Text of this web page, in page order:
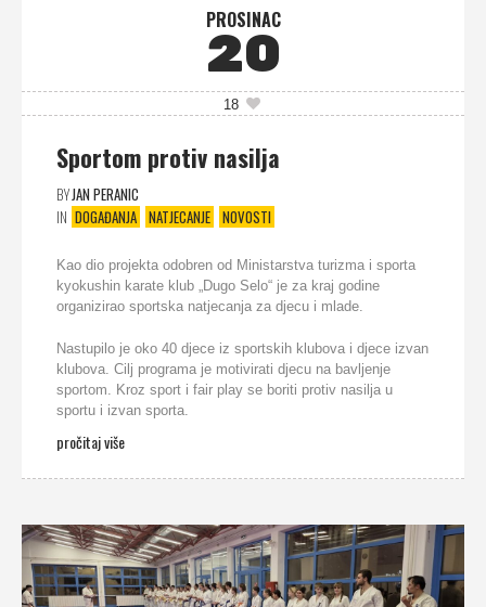
PROSINAC
20
18
Sportom protiv nasilja
BYJAN PERANIC
IN DOGAĐANJA NATJECANJE NOVOSTI
Kao dio projekta odobren od Ministarstva turizma i sporta
kyokushin karate klub „Dugo Selo“ je za kraj godine
organizirao sportska natjecanja za djecu i mlade.
Nastupilo je oko 40 djece iz sportskih klubova i djece izvan
klubova. Cilj programa je motivirati djecu na bavljenje
sportom. Kroz sport i fair play se boriti protiv nasilja u
sportu i izvan sporta.
pročitaj više